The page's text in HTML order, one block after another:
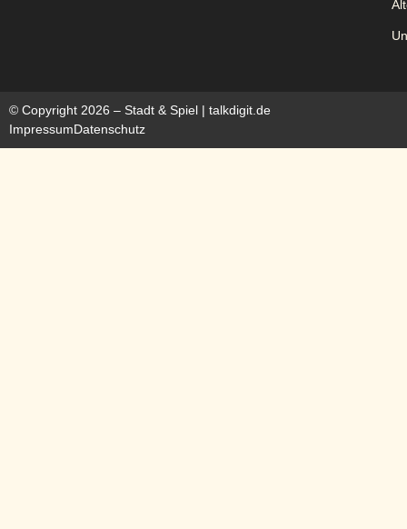
© Copyright 2026 – Stadt & Spiel | talkdigit.de
ImpressumDatenschutz